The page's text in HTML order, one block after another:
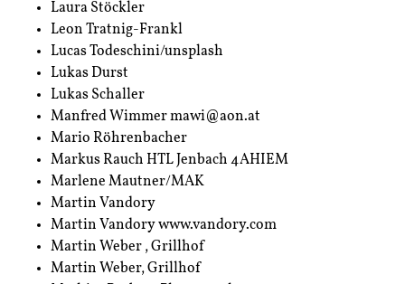
Unser Ziel
Aktuelles
Laura Stöckler
Leon Tratnig-Frankl
Lucas Todeschini/unsplash
Lukas Durst
Lukas Schaller
Manfred Wimmer mawi@aon.at
Mario Röhrenbacher
Markus Rauch HTL Jenbach 4AHIEM
Marlene Mautner/MAK
Martin Vandory
Martin Vandory www.vandory.com
Martin Weber , Grillhof
Martin Weber, Grillhof